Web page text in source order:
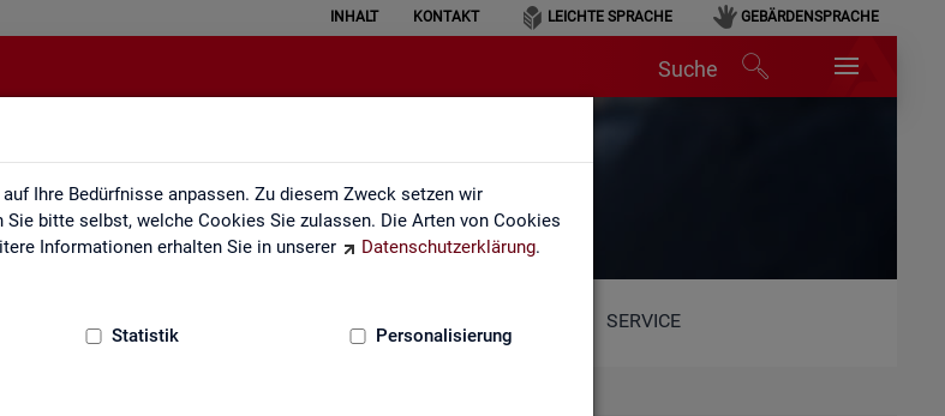
Ihre Bedürfnisse anpassen. Zu diesem Zweck setzen wir
bitte selbst, welche Cookies Sie zulassen. Die Arten von Cookies
Informationen erhalten Sie in unserer
Datenschutzerklärung.
Statistik Personalisierung
INHALT KONTAKT LEICHTE SPRACHE GEBÄRDENSPRACHE
Suche
im Fokus
SERVICE